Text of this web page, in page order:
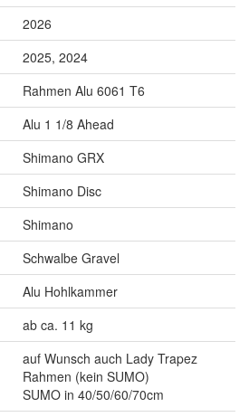
2026
2025, 2024
Rahmen Alu 6061 T6
Alu 1 1/8 Ahead
Shimano GRX
Shimano Disc
Shimano
Schwalbe Gravel
Alu Hohlkammer
ab ca. 11 kg
auf Wunsch auch Lady Trapez
Rahmen (kein SUMO)
SUMO in 40/50/60/70cm